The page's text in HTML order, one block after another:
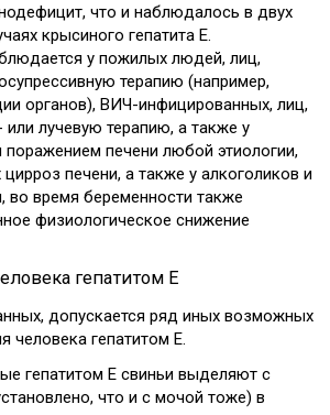
что и наблюдалось в двух
крысиного гепатита Е.
у пожилых людей, лиц,
терапию (например,
органов), ВИЧ-инфицированных, лиц,
лучевую терапию, а также у
печени любой этиологии,
печени, а также у алкоголиков и
во время беременности также
физиологическое снижение
гепатитом Е
допускается ряд иных возможных
человека гепатитом Е.
гепатитом Е свиньи выделяют с
что и с мочой тоже) в